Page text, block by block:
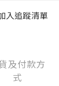
入追蹤清單
及付款方
式